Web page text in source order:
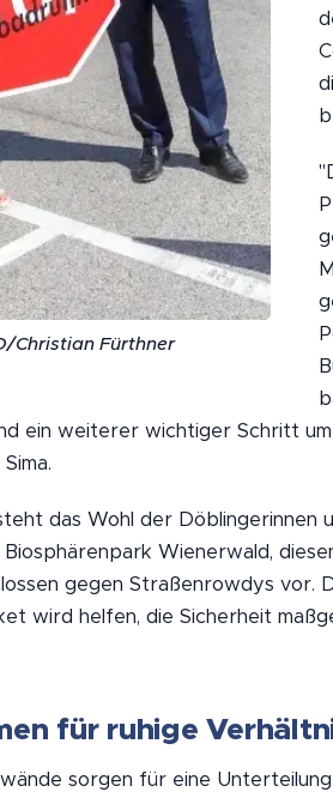
Christian Fürthner
ein weiterer wichtiger Schritt
das Wohl der Döblingerinnen
Wienerwald,
gegen Straßenrowdys vor.
wird helfen, die Sicherheit
für ruhige
sorgen für eine